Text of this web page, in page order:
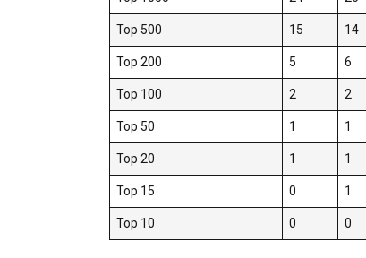
Top 500 15 14
Top 200 5 6
Top 100 2 2
Top 50 1 1
Top 20 1 1
Top 15 0 1
Top 10 0 0